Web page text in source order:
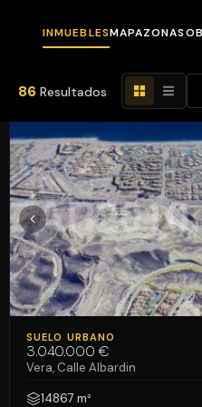
INMUEBLESMAPAZONAS
INMUEBLES
ZONAS
OBRA NUEVA
INVERSIÓN
NOSOTROS
BLOG
Casas y
86 Resultados
VENDIDO
SUELO URBANO
3.040.000 €
Vera, Calle Albardin
14867 m²